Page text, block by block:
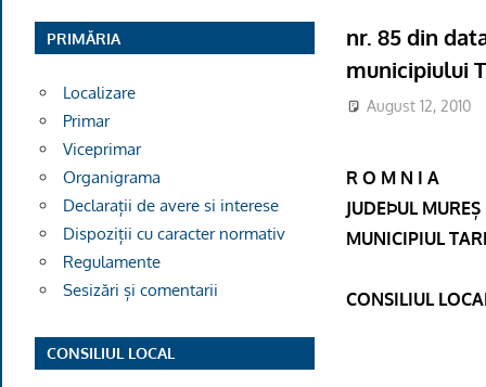
nr. 85 din
municipiului
August 12, 2010
R O M N I A
JUDEÞUL MUREȘ
MUNICIPIUL
CONSILIUL
PRIMĂRIA
Localizare
Primar
Viceprimar
Organigrama
Declarații de avere si interese
Dispoziții cu caracter normativ
Regulamente
Sesizări și comentarii
CONSILIUL LOCAL